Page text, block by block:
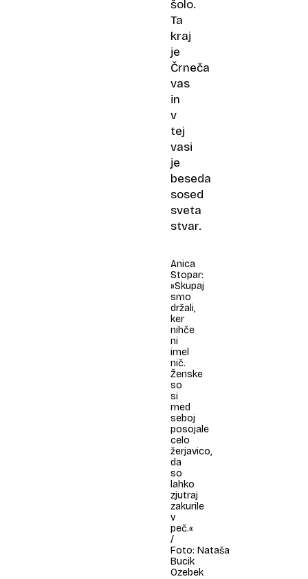
šolo.
Ta
kraj
je
Črneča
vas
in
v
tej
vasi
je
beseda
sosed
sveta
stvar.
Anica
Stopar:
»Skupaj
smo
držali,
ker
nihče
ni
imel
nič.
Ženske
so
si
med
seboj
posojale
celo
žerjavico,
da
so
lahko
zjutraj
zakurile
v
peč.«
/
Foto: Nataša
Bucik
Ozebek